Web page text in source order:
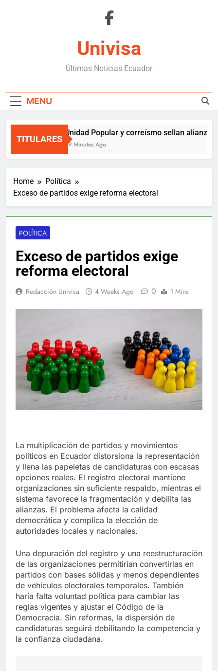
Univisa
Últimas Noticias Ecuador
MENU
TITULARES
Unidad Popular y correísmo sellan alianza
39 Minutes Ago
Home
Política
Exceso de partidos exige reforma electoral
POLÍTICA
Exceso de partidos exige
reforma electoral
Redacción Univisa 4 Weeks Ago 0 1 Mins
La multiplicación de partidos y movimientos
políticos en Ecuador distorsiona la representación
y llena las papeletas de candidaturas con escasas
opciones reales. El registro electoral mantiene
organizaciones sin suficiente respaldo, mientras el
sistema favorece la fragmentación y debilita las
alianzas. El problema afecta la calidad
democrática y complica la elección de
autoridades locales y nacionales.
Una depuración del registro y una reestructuración
de las organizaciones permitirían convertirlas en
partidos con bases sólidas y menos dependientes
de vehículos electorales temporales. También
haría falta voluntad política para cambiar las
reglas vigentes y ajustar el Código de la
Democracia. Sin reformas, la dispersión de
candidaturas seguirá debilitando la competencia y
la confianza ciudadana.